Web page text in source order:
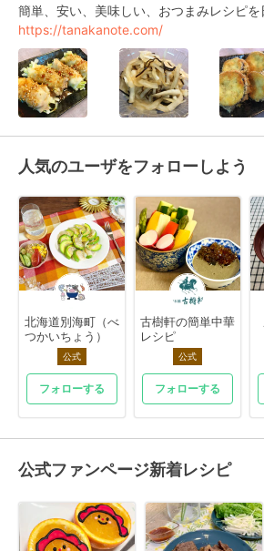
https://tanakanote.com/
人気のユーザをフォローしよう
北海道別海町（べ
つかいちょう）
公式
フォローする
古樹軒の簡単中華
レシピ
公式
フォローする
公式ファンページ新着レシピ